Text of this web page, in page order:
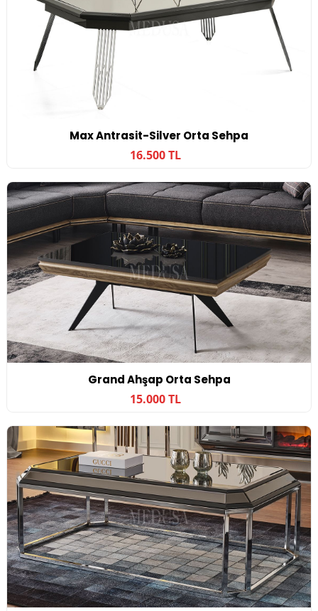
Max Antrasit-Silver Orta Sehpa
16.500 TL
Grand Ahşap Orta Sehpa
15.000 TL